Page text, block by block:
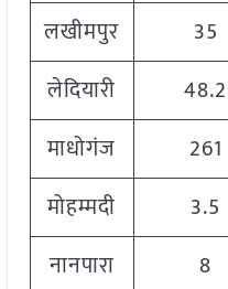
लखीमपुर
35
लेदियारी
48.2
माधोगंज
261
मोहम्मदी
3.5
नानपारा
8